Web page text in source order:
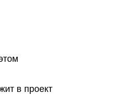
в проект